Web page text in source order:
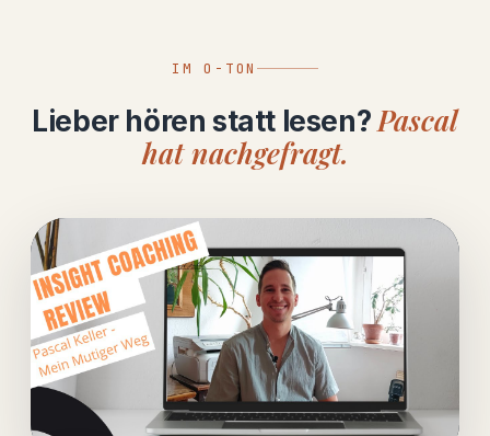
IM O-TON
Lieber hören statt lesen? Pascal
hat nachgefragt.